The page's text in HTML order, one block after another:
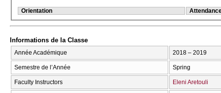
Orientation
Informations de la Classe
Année Académique 2018 – 2019
Semestre de l’Année Spring
Faculty Instructors Eleni Aretouli